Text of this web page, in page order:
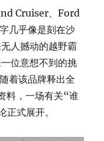
Cruiser、Ford
几乎像是刻在沙
人撼动的越野霸
位意想不到的挑
该品牌释出全
料，一场有关“谁
式展开。